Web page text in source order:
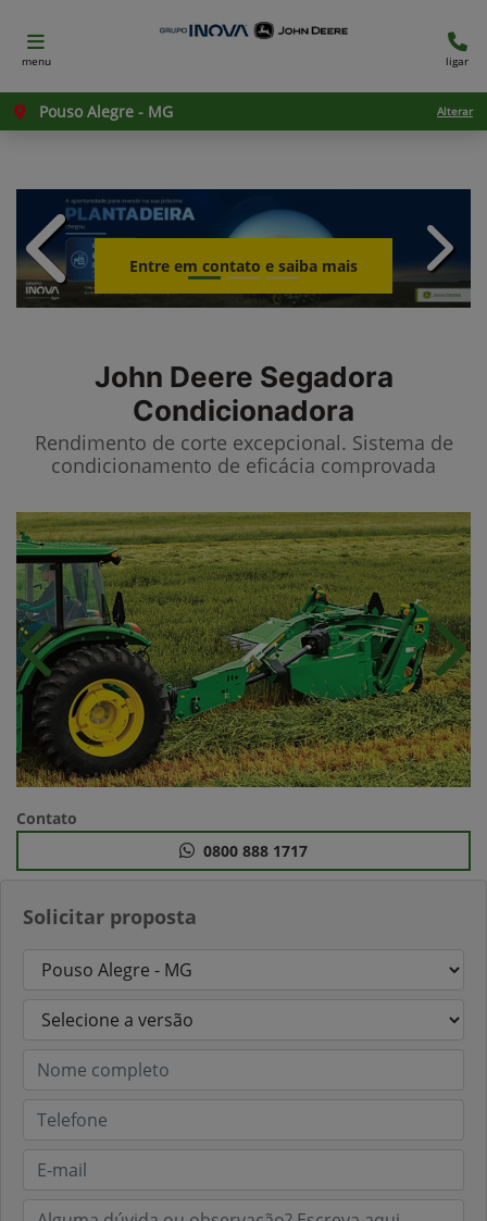
menu ligar
Pouso Alegre - MG Alterar
Entre em contato e saiba mais
templates.template-
John Deere Segadora
Condicionadora
Rendimento de corte excepcional. Sistema de
condicionamento de eficácia comprovada
Solicitar proposta
Anterior
Contato
0800 888 1717